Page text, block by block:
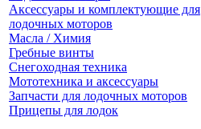
Аксессуары и комплектующие для
лодочных моторов
Масла / Химия
Гребные винты
Снегоходная техника
Мототехника и аксессуары
Запчасти для лодочных моторов
Прицепы для лодок